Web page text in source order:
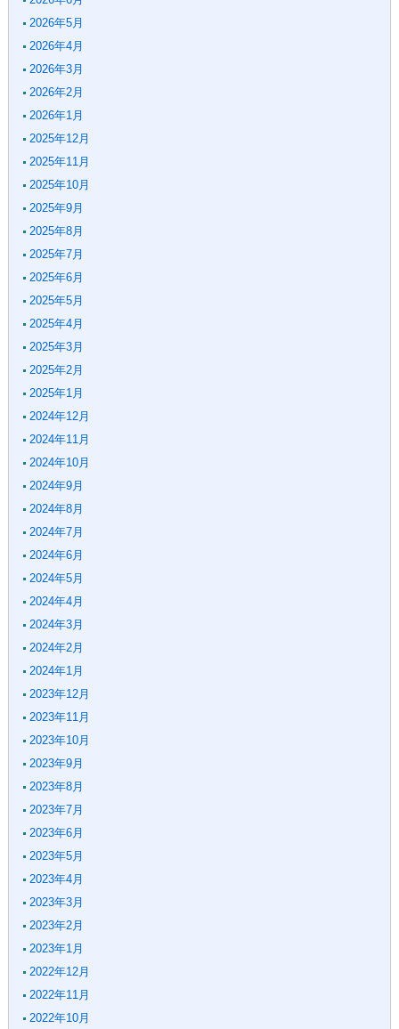
2026年5月
2026年4月
2026年3月
2026年2月
2026年1月
2025年12月
2025年11月
2025年10月
2025年9月
2025年8月
2025年7月
2025年6月
2025年5月
2025年4月
2025年3月
2025年2月
2025年1月
2024年12月
2024年11月
2024年10月
2024年9月
2024年8月
2024年7月
2024年6月
2024年5月
2024年4月
2024年3月
2024年2月
2024年1月
2023年12月
2023年11月
2023年10月
2023年9月
2023年8月
2023年7月
2023年6月
2023年5月
2023年4月
2023年3月
2023年2月
2023年1月
2022年12月
2022年11月
2022年10月